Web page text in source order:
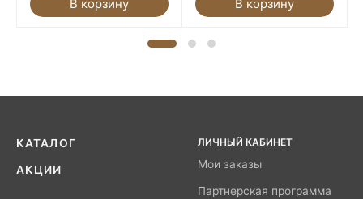
В корзину В корзину
КАТАЛОГ
АКЦИИ
ЛИЧНЫЙ КАБИНЕТ
Мои заказы
Партнерская программа